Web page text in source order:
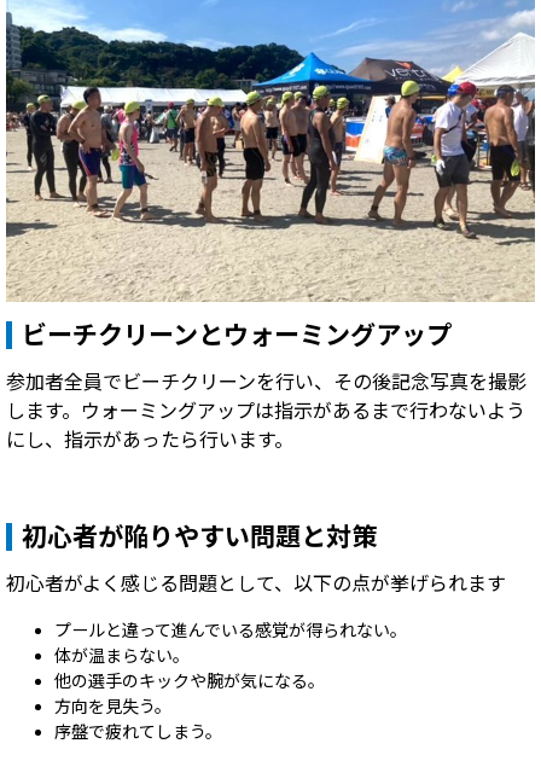
ビーチクリーンとウォーミングアップ
参加者全員でビーチクリーンを行い、その後記念写真を撮影
します。ウォーミングアップは指示があるまで行わないよう
にし、指示があったら行います。
初心者が陥りやすい問題と対策
初心者がよく感じる問題として、以下の点が挙げられます
プールと違って進んでいる感覚が得られない。
体が温まらない。
他の選手のキックや腕が気になる。
方向を見失う。
序盤で疲れてしまう。